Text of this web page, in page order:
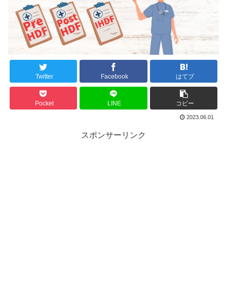
Twitter Facebook はてブ
Pocket LINE コピー
2023.06.01
スポンサーリンク